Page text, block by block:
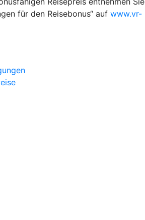
für den Reisebonus“ auf www.vr-